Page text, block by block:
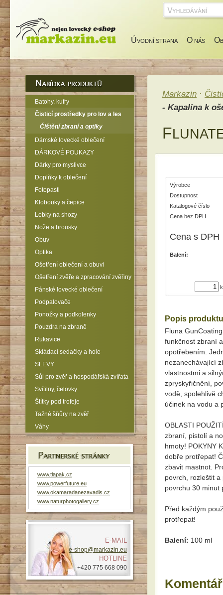
O
O NÁS
ÚVODNÍ STRANA
Markazin ·
- Kapalina k
F
Výrobce
Dostupnost
Katalogové číslo
Cena bez DPH
Cena s DPH
Balení:
Popis produktu
Fluna
funkčnost zbraní
opotřebením.
nezanechávající
vlastnostmi a
zpryskyřičnění,
vodě, spolehlivě
účinek na vodu a
OBLASTI
zbraní, pistolí a
hmoty! POKYNY
dobře protřepat!
zbavit mastnot.
povrch, rozleštit
povrchu 30 minut
Před každým
protřepat!
Balení: 100 ml
Batohy, kufry
Čisticí prostředky pro lov a les
Čištění zbraní a optiky
Dámské lovecké oblečení
DÁRKOVÉ POUKAZY
Dárky pro myslivce
Doplňky k oblečení
Fotopasti
Klobouky a čepice
Lebky na shozy
Nože a brousky
Obuv
Optika
Ošetření oblečení a obuvi
Ošetření zvěře a zpracování zvěřiny
Pánské lovecké oblečení
Podpalovače
Ponožky a podkolenky
Pouzdra na zbraně
Rukavice
Skládací sedačky a hole
SLEVY
Sůl pro zvěř a hospodářská zvířata
Svítilny, čelovky
Štítky pod trofeje
Tažné šňůry na zvěř
Váhy
www.tlapak.cz
www.powerfuture.eu
www.okamaradanezavadis.cz
www.naturphotogallery.cz
E-MAIL
e-shop@markazin.eu
HOTLINE
+420 775 668 090